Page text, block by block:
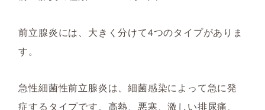
前立腺炎には、大きく分けて4つのタイプがありま
す。
急性細菌性前立腺炎は、細菌感染によって急に発
症するタイプです。高熱、悪寒、激しい排尿痛、